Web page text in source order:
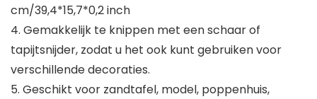
cm/39,4*15,7*0,2 inch
4. Gemakkelijk te knippen met een schaar of
tapijtsnijder, zodat u het ook kunt gebruiken voor
verschillende decoraties.
5. Geschikt voor zandtafel, model, poppenhuis,